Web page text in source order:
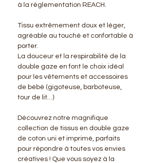
à la réglementation REACH.
Tissu extrêmement doux et léger,
agréable au touché et confortable à
porter.
La douceur et la respirabilité de la
double gaze en font le choix idéal
pour les vêtements et accessoires
de bébé (gigoteuse, barboteuse,
tour de lit…)
Découvrez notre magnifique
collection de tissus en double gaze
de coton uni et imprimé, parfaits
pour répondre à toutes vos envies
créatives ! Que vous soyez à la